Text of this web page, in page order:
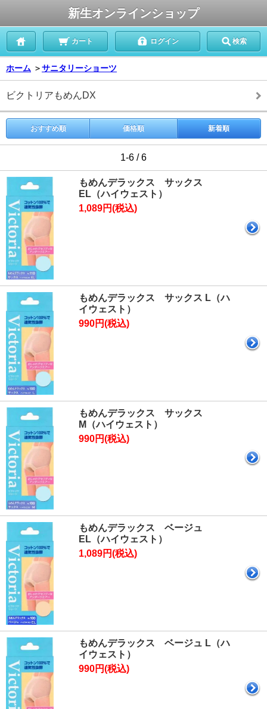
新生オンラインショップ
カート ログイン 検索
ホーム ＞サニタリーショーツ
ビクトリアもめんDX
おすすめ順 価格順 新着順
1-6 / 6
もめんデラックス サックス
EL（ハイウェスト）
1,089円(税込)
もめんデラックス サックス L（ハ
イウェスト）
990円(税込)
もめんデラックス サックス
M（ハイウェスト）
990円(税込)
もめんデラックス ベージュ
EL（ハイウェスト）
1,089円(税込)
もめんデラックス ベージュ L（ハ
イウェスト）
990円(税込)